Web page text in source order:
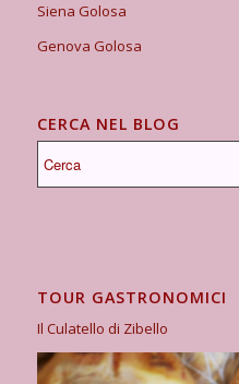
Siena Golosa
Genova Golosa
CERCA NEL BLOG
TOUR GASTRONOMICI
Il Culatello di Zibello